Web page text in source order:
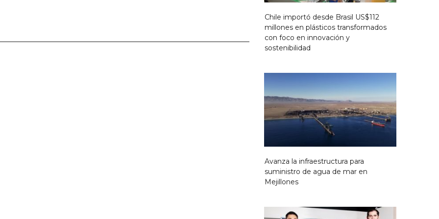
Chile importó desde Brasil US$112
millones en plásticos transformados
con foco en innovación y
sostenibilidad
Avanza la infraestructura para
suministro de agua de mar en
Mejillones